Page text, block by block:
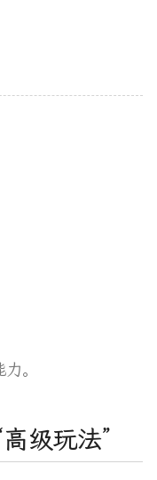
。
级玩法”